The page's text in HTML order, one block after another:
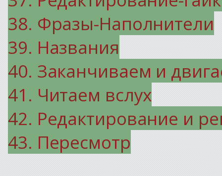
38. Фразы-Наполнители
39. Названия
40. Заканчиваем и
41. Читаем вслух
42. Редактирование и
43. Пересмотр